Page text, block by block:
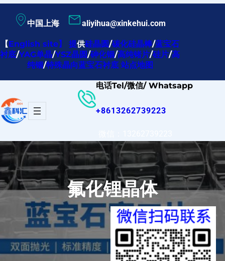
内
容
中国上海 aliyihua@xinkehui.com
【English site】提供硅晶圆/碳化硅晶棒/蓝宝石
衬底/YAG单晶/YSZ晶圆/砷化铟/高纯锗片/硅片/高
纯铟/特殊晶向蓝宝石衬底 站点地图
电话Tel/微信/ Whatsapp
+8613262739223
氟化锂晶体